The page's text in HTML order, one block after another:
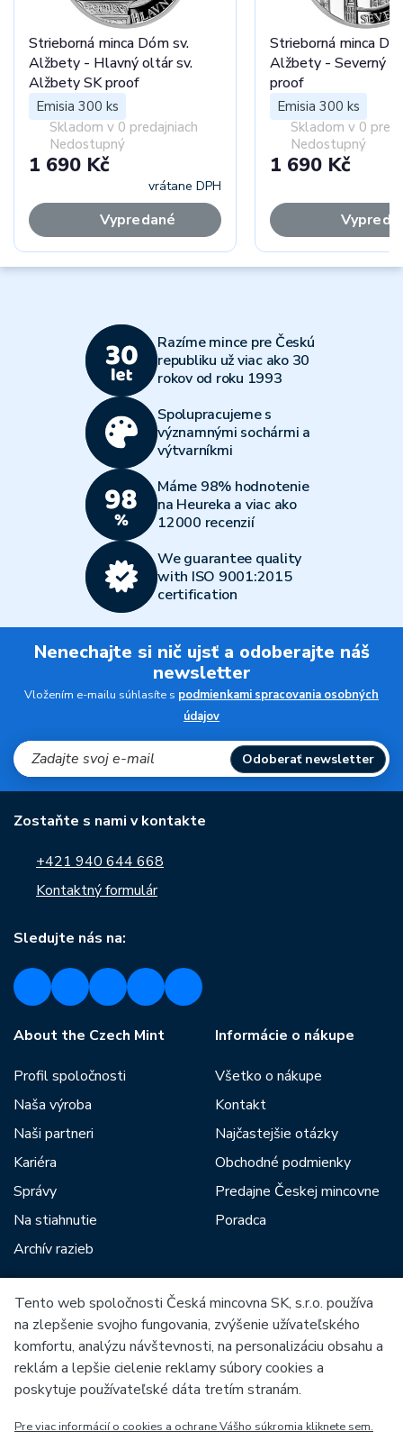
Strieborná minca Dóm sv.
Alžbety - Hlavný oltár sv.
Alžbety SK proof
Emisia 300 ks
Skladom v 0 predajniach
Nedostupný
1 690 Kč
vrátane DPH
Vypredané
Strieborná minca
Alžbety - Severný
proof
Emisia 300 ks
Skladom v 0
Nedostupný
1 690 Kč
Razíme mince pre Českú
republiku už viac ako 30
rokov od roku 1993
Spolupracujeme s
významnými sochármi a
výtvarníkmi
Máme 98% hodnotenie
na Heureka a viac ako
12000 recenzií
We guarantee quality
with ISO 9001:2015
certification
Nenechajte si nič ujsť a odoberajte náš
newsletter
Vložením e-mailu súhlasíte s podmienkami spracovania osobných
údajov
Odoberať newsletter
Zostaňte s nami v kontakte
+421 940 644 668
Kontaktný formulár
Sledujte nás na:
About the Czech Mint
Profil spoločnosti
Naša výroba
Naši partneri
Kariéra
Správy
Na stiahnutie
Archív razieb
Informácie o nákupe
Všetko o nákupe
Kontakt
Najčastejšie otázky
Obchodné podmienky
Predajne Českej mincovne
Poradca
Medzi našich partnerov patria:
Európska únia
Tento web spoločnosti Česká mincovna SK, s.r.o. používa
na zlepšenie svojho fungovania, zvýšenie užívateľského
komfortu, analýzu návštevnosti, na personalizáciu obsahu a
reklám a lepšie cielenie reklamy súbory cookies a
poskytuje používateľské dáta tretím stranám.
Pre viac informácií o cookies a ochrane Vášho súkromia kliknete sem.